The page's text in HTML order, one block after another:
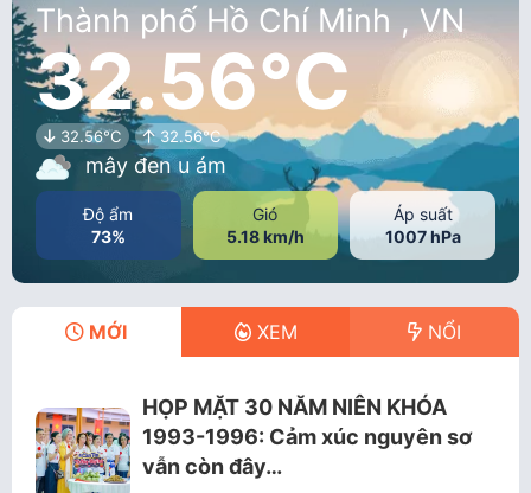
Thành phố Hồ Chí Minh , VN
32.56°C
32.56°C 32.56°C
mây đen u ám
Độ ẩm
73%
Gió
5.18 km/h
Áp suất
1007 hPa
MỚI XEM NỔI
HỌP MẶT 30 NĂM NIÊN KHÓA
1993-1996: Cảm xúc nguyên sơ
vẫn còn đây…